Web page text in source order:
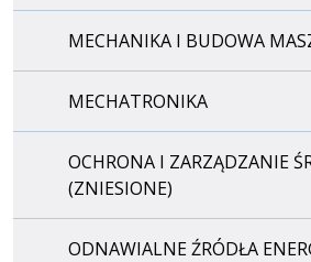
MECHANIKA I BUDOWA
MECHATRONIKA
OCHRONA I ZARZĄDZANIE
(ZNIESIONE)
ODNAWIALNE ŹRÓDŁA